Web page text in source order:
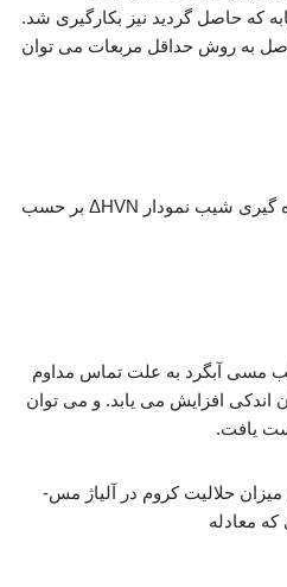
مشابه که حاصل گردید نیز بکارگیری شد.
به روش حداقل مربعات می توان
ضریب ثابت رابطه فوق از اندازه گیری شیب نمودار ΔHVN بر حسب
مسی آبگرد به علت تماس مداوم
اندکی افزایش می یابد. و می توان
حلالیت کروم در آلیاژ مس-
معادله